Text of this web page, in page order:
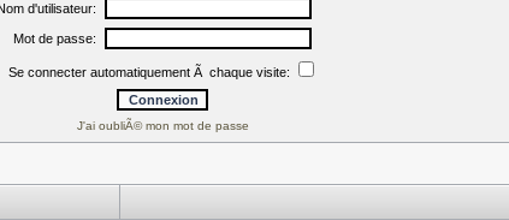
d'utilisateur:
Mot de passe:
Se connecter automatiquement Ã chaque visite:
J'ai oubliÃ© mon mot de passe